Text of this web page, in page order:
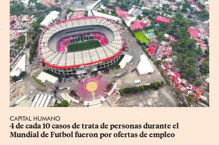
CAPITAL HUMANO
4 de cada 10 casos de trata de personas durante el
Mundial de Futbol fueron por ofertas de empleo